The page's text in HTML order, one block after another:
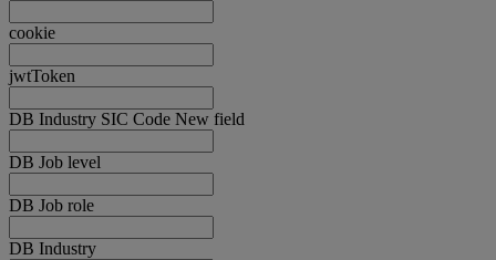
cookie
jwtToken
DB Industry SIC Code New field
DB Job level
DB Job role
DB Industry